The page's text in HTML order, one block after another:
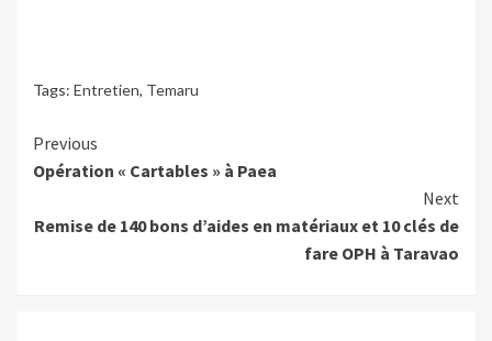
Tags: Entretien, Temaru
Continue
Reading
Previous
Opération « Cartables » à Paea
Next
Remise de 140 bons d’aides en matériaux et 10 clés de
fare OPH à Taravao